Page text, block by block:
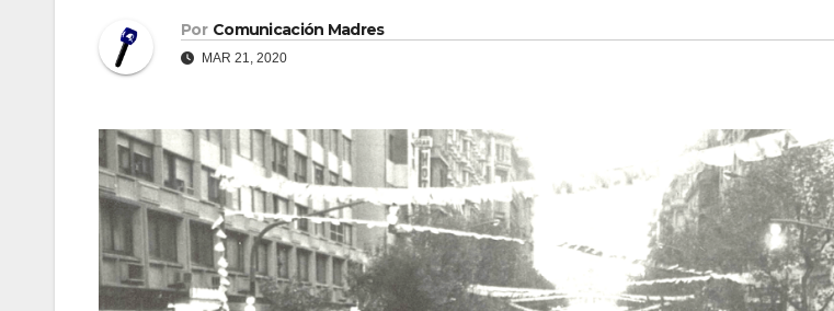
Por Comunicación Madres
MAR 21, 2020